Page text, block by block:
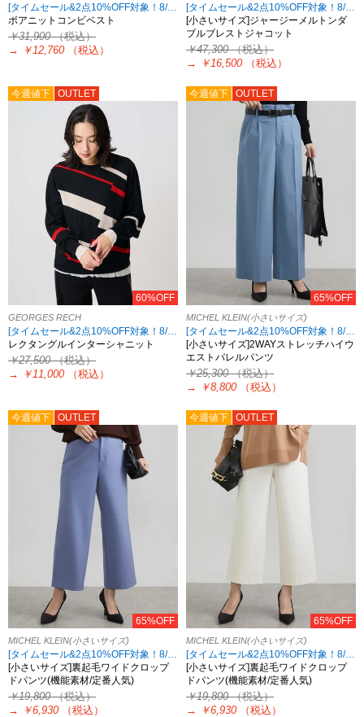
[タイムセール&2点10%OFF対象！8/17 8:59まで アウトレット限定]
ボアニットコンビベスト
￥31,900（税込）
→
￥12,760 （税込）
[タイムセール&2点10%OFF対象！8/17 8:59まで アウトレット限定]
[小さいサイズ]ジャージーメルトンダ
ブルブレストジャコット
￥47,300（税込）
→
￥16,500 （税込）
今週値下 OUTLET
60%OFF
GEORGES RECH
[タイムセール&2点10%OFF対象！8/17 8:59まで アウトレット限定]
レクタングルインターシャニット
￥27,500（税込）
→
￥11,000 （税込）
今週値下 OUTLET
65%OFF
MICHEL KLEIN(小さいサイズ)
[タイムセール&2点10%OFF対象！8/17 8:59まで アウトレット限定]
[小さいサイズ]2WAYストレッチハイウ
エストバレルパンツ
￥25,300（税込）
→
￥8,800 （税込）
今週値下 OUTLET
65%OFF
MICHEL KLEIN(小さいサイズ)
[タイムセール&2点10%OFF対象！8/17 8:59まで アウトレット限定]
[小さいサイズ]裏起毛ワイドクロップ
ドパンツ(機能素材/定番人気)
￥19,800（税込）
→
￥6,930 （税込）
今週値下 OUTLET
65%OFF
MICHEL KLEIN(小さいサイズ)
[タイムセール&2点10%OFF対象！8/17 8:59まで アウトレット限定]
[小さいサイズ]裏起毛ワイドクロップ
ドパンツ(機能素材/定番人気)
￥19,800（税込）
→
￥6,930 （税込）